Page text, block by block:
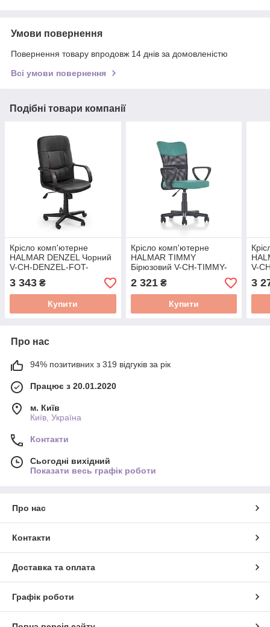
Умови повернення
Повернення товару впродовж 14 днів за домовленістю
Всі умови повернення
Подібні товари компанії
Крісло комп'ютерне
HALMAR DENZEL Чорний
V-CH-DENZEL-FOT-
CZARNY
3 343 ₴
Купити
Крісло комп'ютерне
HALMAR TIMMY
Бірюзовий V-CH-TIMMY-
FOT-TURKUSOWY
2 321₴
Купити
V-
3
Про нас
94% позитивних з 319 відгуків за рік
Працює з 20.01.2020
м. Київ
Київ, Україна
Контакти
Сьогодні вихідний
Показати весь графік роботи
Про нас
Контакти
Доставка та оплата
Графік роботи